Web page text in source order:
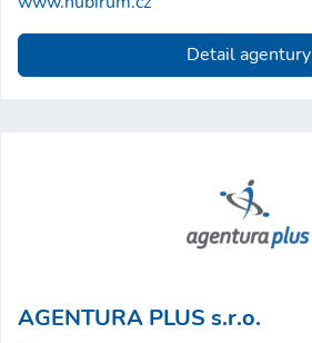
Detail agentury
AGENTURA PLUS s.r.o.